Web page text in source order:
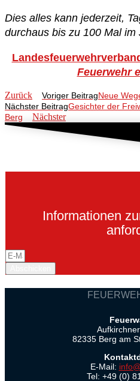
Dies alles kann jederzeit,
durchaus bis zu 100 Mal
Feuerwehr
Zurück Voriger BeitragNeue
Nächster BeitragGesichter der
Berg
Nächster
Informationen
82335 Berg am
E-Mail:
Tel: +49 (0)